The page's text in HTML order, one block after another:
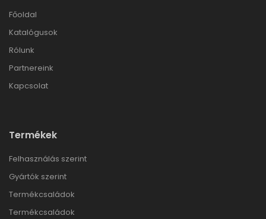
Főoldal
Katalógusok
Rólunk
Partnereink
Kapcsolat
Termékek
Felhasználás szerint
Gyártók szerint
Termékcsaládok
Termékcsaládok